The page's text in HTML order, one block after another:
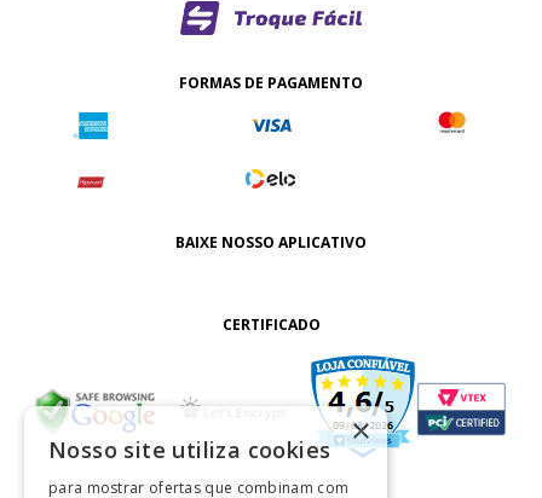
FORMAS DE PAGAMENTO
BAIXE NOSSO APLICATIVO
CERTIFICADO
×
Nosso site utiliza cookies
para mostrar ofertas que combinam com